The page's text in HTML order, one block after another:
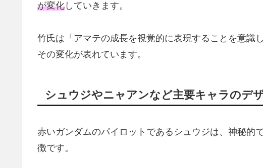
が変化 していきます。
竹氏は「アマテの成長を視覚的に表現することを意識
その変化が表れています。
シュウジやニャアンなど主要キャラのデ
赤いガンダムのパイロットであるシュウジは、神秘的
徴です。